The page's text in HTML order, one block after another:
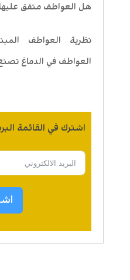
هل العواطف متفق عليها
نظرية العواطف
العواطف في الدماغ
اشترك في القائمة